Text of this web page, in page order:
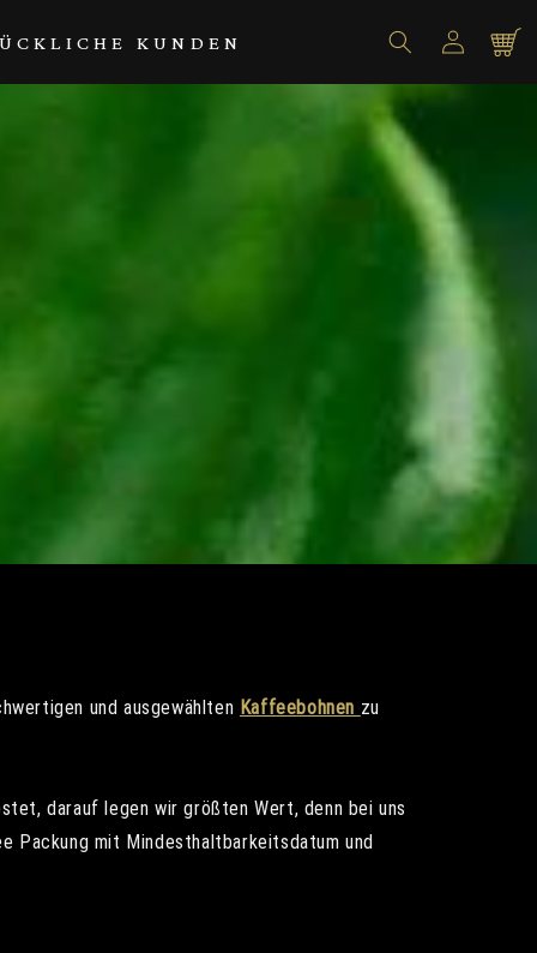
KUNDEN Einloggen
und ausgewählten Kaffeebohnen zu
darauf legen wir größten Wert, denn bei uns
Packung mit Mindesthaltbarkeitsdatum und